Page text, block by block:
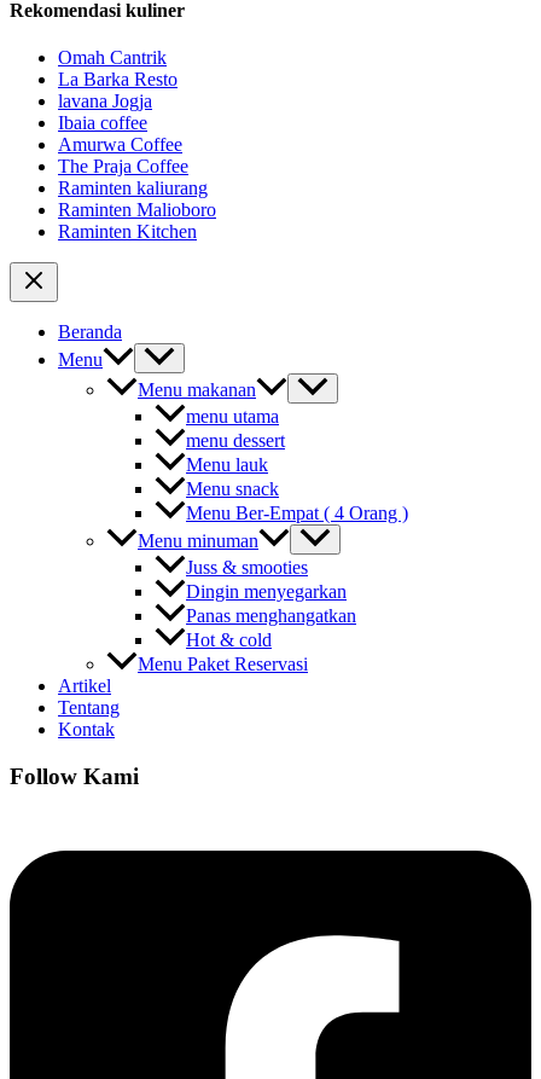
Rekomendasi kuliner
Omah Cantrik
La Barka Resto
lavana Jogja
Ibaia coffee
Amurwa Coffee
The Praja Coffee
Raminten kaliurang
Raminten Malioboro
Raminten Kitchen
Beranda
Menu
Menu makanan
menu utama
menu dessert
Menu lauk
Menu snack
Menu Ber-Empat ( 4 Orang )
Menu minuman
Juss & smooties
Dingin menyegarkan
Panas menghangatkan
Hot & cold
Menu Paket Reservasi
Artikel
Tentang
Kontak
Follow Kami